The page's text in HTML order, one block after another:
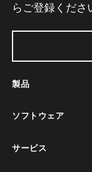
らご登録くださ
製品
ソフトウェア
サービス